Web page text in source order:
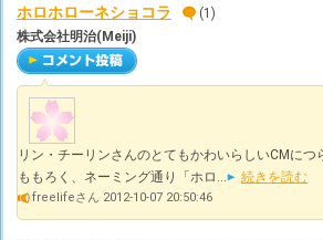
ホロホローネショコラ
(1)
株式会社明治(Meiji)
リン・チーリンさんのとてもかわいらしいCMに
ももろく、ネーミング通り「ホロ...
続きを読む
freelifeさん 2012-10-07 20:50:46